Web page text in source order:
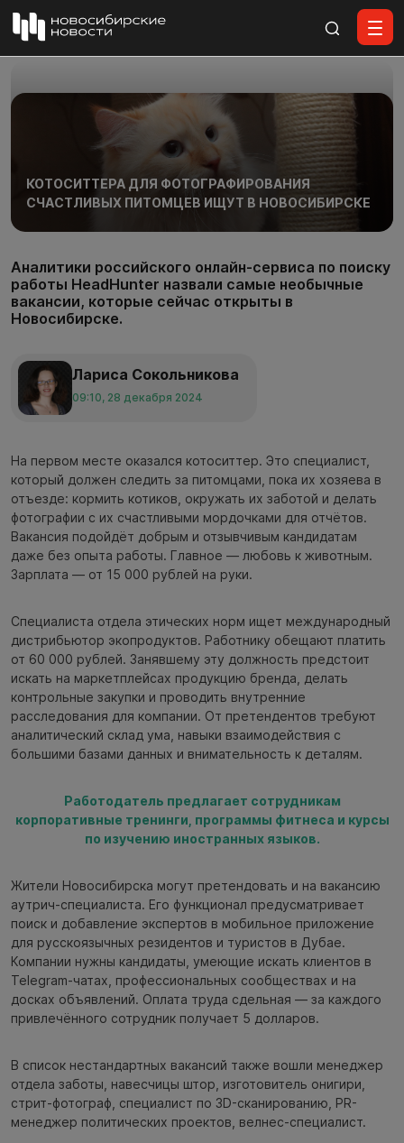
КОТОСИТТЕРА ДЛЯ ФОТОГРАФИРОВАНИЯ
СЧАСТЛИВЫХ ПИТОМЦЕВ ИЩУТ В НОВОСИБИРСКЕ
Аналитики российского онлайн-сервиса по поиску
работы HeadHunter назвали самые необычные
вакансии, которые сейчас открыты в
Новосибирске.
Лариса Сокольникова
09:10, 28 декабря 2024
На первом месте оказался котоситтер. Это специалист,
который должен следить за питомцами, пока их хозяева в
отъезде: кормить котиков, окружать их заботой и делать
фотографии с их счастливыми мордочками для отчётов.
Вакансия подойдёт добрым и отзывчивым кандидатам
даже без опыта работы. Главное — любовь к животным.
Зарплата — от 15 000 рублей на руки.
Специалиста отдела этических норм ищет международный
дистрибьютор экопродуктов. Работнику обещают платить
от 60 000 рублей. Занявшему эту должность предстоит
искать на маркетплейсах продукцию бренда, делать
контрольные закупки и проводить внутренние
расследования для компании. От претендентов требуют
аналитический склад ума, навыки взаимодействия с
большими базами данных и внимательность к деталям.
Работодатель предлагает сотрудникам
корпоративные тренинги, программы фитнеса и курсы
по изучению иностранных языков.
Жители Новосибирска могут претендовать и на вакансию
аутрич-специалиста. Его функционал предусматривает
поиск и добавление экспертов в мобильное приложение
для русскоязычных резидентов и туристов в Дубае.
Компании нужны кандидаты, умеющие искать клиентов в
Telegram-чатах, профессиональных сообществах и на
досках объявлений. Оплата труда сдельная — за каждого
привлечённого сотрудник получает 5 долларов.
В список нестандартных вакансий также вошли менеджер
отдела заботы, навесчицы штор, изготовитель онигири,
стрит-фотограф, специалист по 3D-сканированию, PR-
менеджер политических проектов, велнес-специалист.